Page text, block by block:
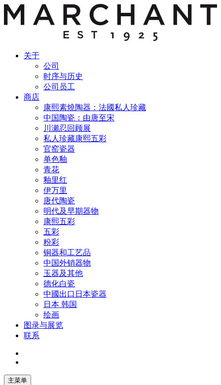
关于
公司
时序与历史
公司员工
商店
康熙素燒陶器：法國私人珍藏
中国陶瓷：由唐至宋
川瀬忍回顾展
私人珍藏康熙五彩
官窑瓷器
单色釉
青花
釉里红
伊万里
唐代陶瓷
明代及早期器物
康熙五彩
五彩
粉彩
铜器和工艺品
中国外销器物
玉器及其他
德化白瓷
中國出口日本瓷器
日本 韩国
绘画
图录与展览
联系
主菜单